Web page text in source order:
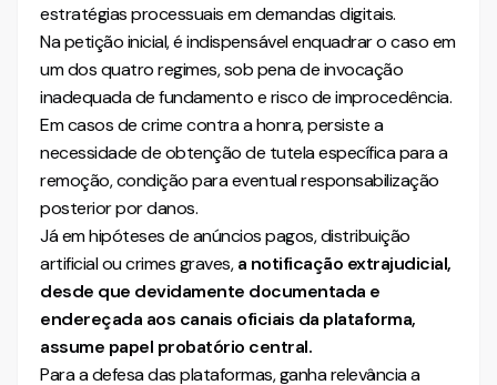
estratégias processuais em demandas digitais.
Na petição inicial, é indispensável enquadrar o caso em
um dos quatro regimes, sob pena de invocação
inadequada de fundamento e risco de improcedência.
Em casos de crime contra a honra, persiste a
necessidade de obtenção de tutela específica para a
remoção, condição para eventual responsabilização
posterior por danos.
Já em hipóteses de anúncios pagos, distribuição
artificial ou crimes graves,a notificação extrajudicial,
desde que devidamente documentada e
endereçada aos canais oficiais da plataforma,
assume papel probatório central.
Para a defesa das plataformas, ganha relevância a